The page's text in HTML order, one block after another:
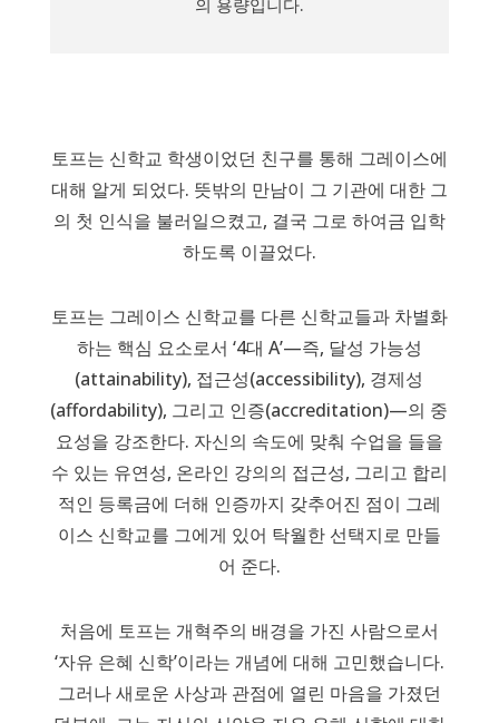
토프는 신학교 학생이었던 친구를 통해 그레이스에
대해 알게 되었다. 뜻밖의 만남이 그 기관에 대한 그
의 첫 인식을 불러일으켰고, 결국 그로 하여금 입학
하도록 이끌었다.
토프는 그레이스 신학교를 다른 신학교들과 차별화
하는 핵심 요소로서 ‘4대 A’—즉, 달성 가능성
(attainability), 접근성(accessibility), 경제성
(affordability), 그리고 인증(accreditation)—의 중
요성을 강조한다. 자신의 속도에 맞춰 수업을 들을
수 있는 유연성, 온라인 강의의 접근성, 그리고 합리
적인 등록금에 더해 인증까지 갖추어진 점이 그레
이스 신학교를 그에게 있어 탁월한 선택지로 만들
어 준다.
처음에 토프는 개혁주의 배경을 가진 사람으로서
‘자유 은혜 신학’이라는 개념에 대해 고민했습니다.
그러나 새로운 사상과 관점에 열린 마음을 가졌던